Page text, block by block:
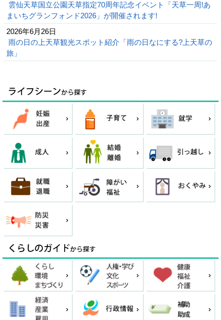
雲仙天草国立公園天草指定70周年記念イベント「天草一周!あ
まいちグランフォンド2026」が開催されます!
2026年6月26日
雨の日の上天草観光スポット紹介「雨の日なにする?上天草の
旅」